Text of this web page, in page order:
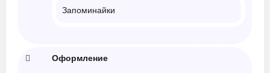
Запоминайки
Оформление